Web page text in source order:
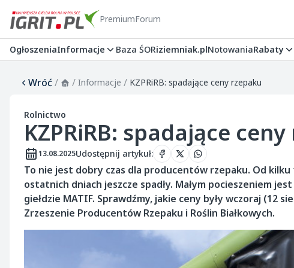
PremiumForum
OgłoszeniaInformacje Baza ŚORiziemniak.plNotowaniaRabaty
Wróć/ / Informacje / KZPRiRB: spadające ceny rzepaku
Rolnictwo
KZPRiRB: spadające
13.08.2025Udostępnij artykuł:
To nie jest dobry czas dla producentów rzepaku. Od
ostatnich dniach jeszcze spadły. Małym pocieszeniem
giełdzie MATIF. Sprawdźmy, jakie ceny były wczoraj (12
Zrzeszenie Producentów Rzepaku i Roślin Białkowych.